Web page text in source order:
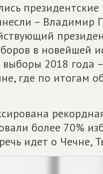
–
в новейшей
2018 года
где по итогам
более 70%
идет о Чечне,